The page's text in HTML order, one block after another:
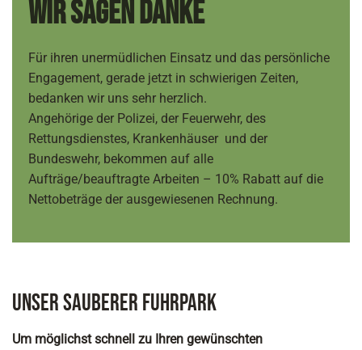
Wir sagen Danke
Für ihren unermüdlichen Einsatz und das persönliche
Engagement, gerade jetzt in schwierigen Zeiten,
bedanken wir uns sehr herzlich.
Angehörige der Polizei, der Feuerwehr, des
Rettungsdienstes, Krankenhäuser und der
Bundeswehr, bekommen auf alle
Aufträge/beauftragte Arbeiten – 10% Rabatt auf die
Nettobeträge der ausgewiesenen Rechnung.
Unser sauberer Fuhrpark
Um möglichst schnell zu Ihren gewünschten